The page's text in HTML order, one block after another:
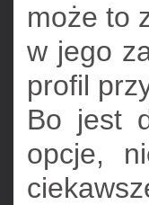
może to
w jego
profil
Bo jest
opcje,